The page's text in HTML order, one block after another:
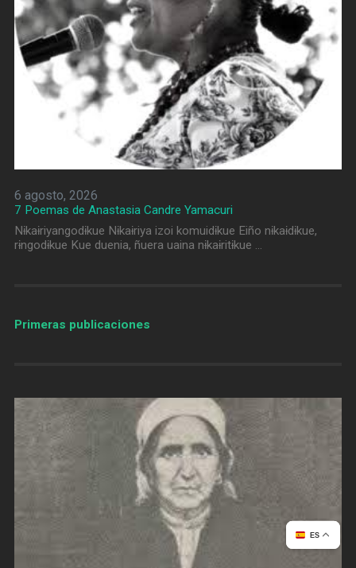
6 agosto, 2026
7 Poemas de Anastasia Candre Yamacuri
Nɨkaɨriyangodɨkue Nɨkaɨriya izoi komuidɨkue Eiño nɨkaɨdɨkue,
rɨngodɨkue Kue duenia, ñuera uaina nɨkaɨritɨkue …
Primeras publicaciones
ES